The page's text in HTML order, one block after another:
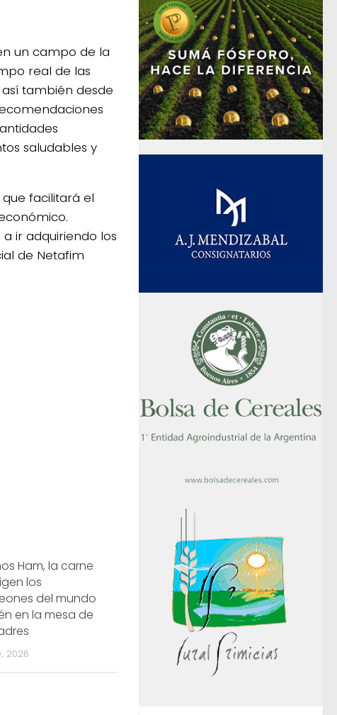
un campo de la
real de las
también desde
saludables y
facilitará el
ir adquiriendo los
de Netafim
Ham, la carne
los
del mundo
en la mesa de
2026